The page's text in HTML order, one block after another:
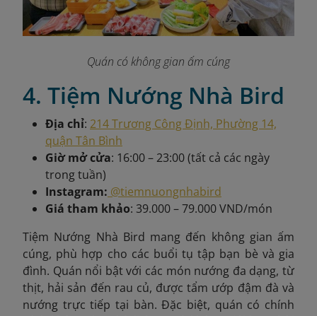
Quán có không gian ấm cúng
4. Tiệm Nướng Nhà Bird
Địa chỉ: 214 Trương Công Định, Phường 14,
quận Tân Bình
Giờ mở cửa: 16:00 – 23:00 (tất cả các ngày
trong tuần)
Instagram: @tiemnuongnhabird
Giá tham khảo: 39.000 – 79.000 VND/món
Tiệm Nướng Nhà Bird mang đến không gian ấm
cúng, phù hợp cho các buổi tụ tập bạn bè và gia
đình. Quán nổi bật với các món nướng đa dạng, từ
thịt, hải sản đến rau củ, được tẩm ướp đậm đà và
nướng trực tiếp tại bàn. Đặc biệt, quán có chính